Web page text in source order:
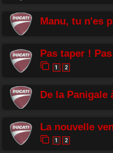
Manu, tu n'es
Pas taper !
1 2
De la Panigale
La nouvelle
1 2